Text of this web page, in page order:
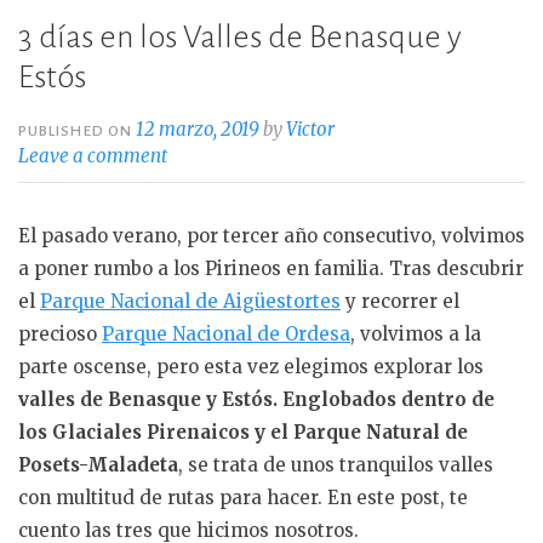
3 días en los Valles de Benasque y
Estós
PUBLISHED ON12 marzo, 2019byVictor
Leave a comment
El pasado verano, por tercer año consecutivo, volvimos
a poner rumbo a los Pirineos en familia. Tras descubrir
el Parque Nacional de Aigüestortes y recorrer el
precioso Parque Nacional de Ordesa, volvimos a la
parte oscense, pero esta vez elegimos explorar los
valles de Benasque y Estós. Englobados dentro de
los Glaciales Pirenaicos y el Parque Natural de
Posets-Maladeta, se trata de unos tranquilos valles
con multitud de rutas para hacer. En este post, te
cuento las tres que hicimos nosotros.